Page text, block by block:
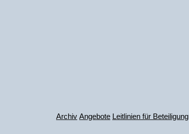
Archiv Angebote Leitlinien für Beteiligung